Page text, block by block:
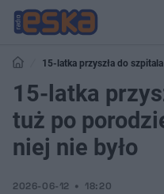
15-latka przyszła do
15-latka
tuż po
niej nie było
2026-06-12 18:20